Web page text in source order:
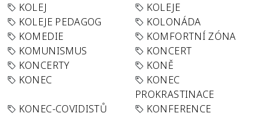
KOLEJ
KOLEJE
KOLEJE PEDAGOG
KOLONÁDA
KOMEDIE
KOMFORTNÍ ZÓNA
KOMUNISMUS
KONCERT
KONCERTY
KONĚ
KONEC
KONEC
PROKRASTINACE
KONEC-COVIDISTŮ
KONFERENCE